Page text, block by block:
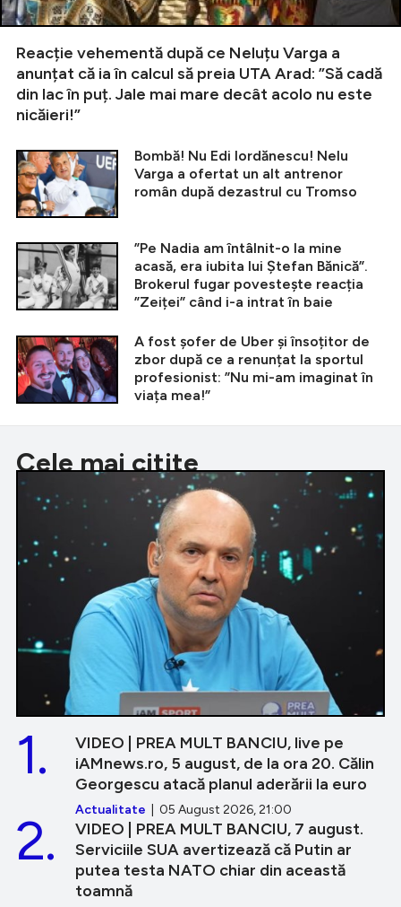
Reacție vehementă după ce Neluțu Varga a
anunțat că ia în calcul să preia UTA Arad: ”Să cadă
din lac în puț. Jale mai mare decât acolo nu este
nicăieri!”
Bombă! Nu Edi Iordănescu! Nelu
Varga a ofertat un alt antrenor
român după dezastrul cu Tromso
”Pe Nadia am întâlnit-o la mine
acasă, era iubita lui Ștefan Bănică”.
Brokerul fugar povestește reacția
”Zeiței” când i-a intrat în baie
A fost șofer de Uber și însoțitor de
zbor după ce a renunțat la sportul
profesionist: ”Nu mi-am imaginat în
viața mea!”
Cele mai citite
VIDEO | PREA MULT BANCIU, live pe
iAMnews.ro, 5 august, de la ora 20. Călin
Georgescu atacă planul aderării la euro
Actualitate | 05 August 2026, 21:00
1.
VIDEO | PREA MULT BANCIU, 7 august.
Serviciile SUA avertizează că Putin ar
putea testa NATO chiar din această
toamnă
2.